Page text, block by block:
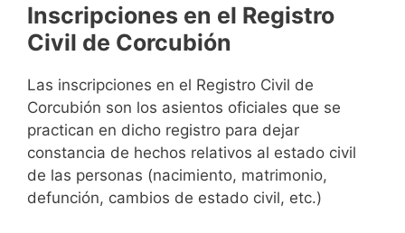
Inscripciones en el Registro
Civil de Corcubión
Las inscripciones en el Registro Civil de
Corcubión son los asientos oficiales que se
practican en dicho registro para dejar
constancia de hechos relativos al estado civil
de las personas (nacimiento, matrimonio,
defunción, cambios de estado civil, etc.)